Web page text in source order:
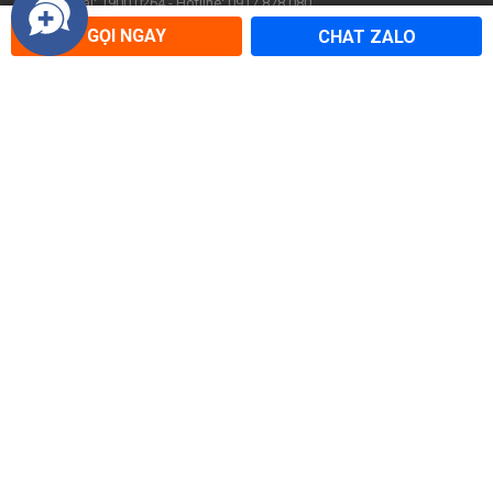
GỌI NGAY CHAT ZALO
Hải Phòng:
246 Hai Bà Trưng, P. Lê Chân, Hải Phòng